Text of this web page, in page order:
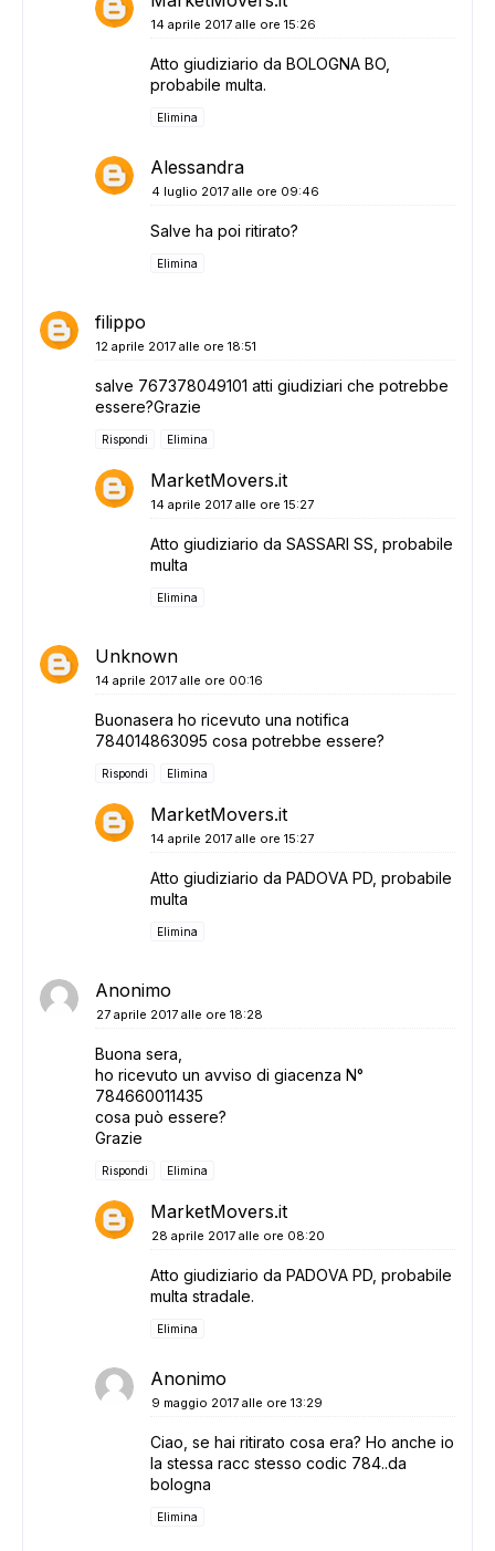
14 aprile 2017 alle ore 15:26
Atto giudiziario da BOLOGNA BO,
probabile multa.
Elimina
Alessandra
4 luglio 2017 alle ore 09:46
Salve ha poi ritirato?
Elimina
filippo
12 aprile 2017 alle ore 18:51
salve 767378049101 atti giudiziari che potrebbe
essere?Grazie
Rispondi Elimina
MarketMovers.it
14 aprile 2017 alle ore 15:27
Atto giudiziario da SASSARI SS, probabile
multa
Elimina
Unknown
14 aprile 2017 alle ore 00:16
Buonasera ho ricevuto una notifica
784014863095 cosa potrebbe essere?
Rispondi Elimina
MarketMovers.it
14 aprile 2017 alle ore 15:27
Atto giudiziario da PADOVA PD, probabile
multa
Elimina
Anonimo
27 aprile 2017 alle ore 18:28
Buona sera,
ho ricevuto un avviso di giacenza N°
784660011435
cosa può essere?
Grazie
Rispondi Elimina
MarketMovers.it
28 aprile 2017 alle ore 08:20
Atto giudiziario da PADOVA PD, probabile
multa stradale.
Elimina
Anonimo
9 maggio 2017 alle ore 13:29
Ciao, se hai ritirato cosa era? Ho anche io
la stessa racc stesso codic 784..da
bologna
Elimina